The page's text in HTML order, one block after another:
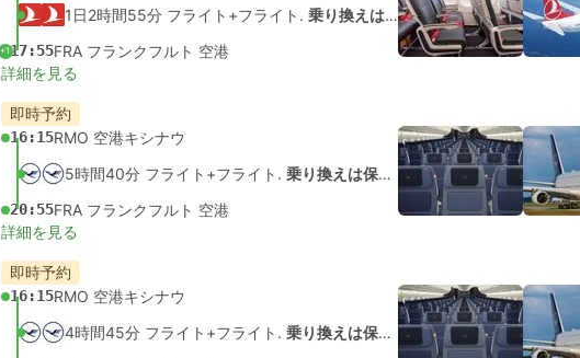
1日2時間55分 フライト+フライト. 乗り換えは保証されていません
+117:55FRA フランクフルト 空港
詳細を見る
即時予約
16:15RMO 空港キシナウ
5時間40分 フライト+フライト. 乗り換えは保証されていません
20:55FRA フランクフルト 空港
詳細を見る
即時予約
16:15RMO 空港キシナウ
4時間45分 フライト+フライト. 乗り換えは保証されていません